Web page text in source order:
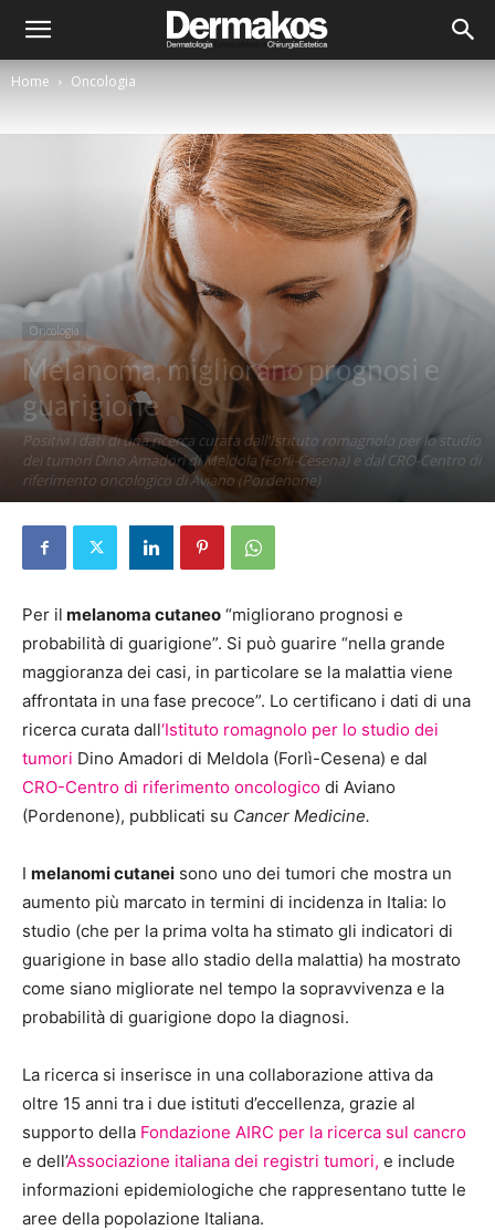
Home Oncologia
Oncologia
Melanoma, migliorano prognosi e
guarigione
Positivi i dati di una ricerca curata dall'Istituto romagnolo per lo studio
dei tumori Dino Amadori di Meldola (Forlì-Cesena) e dal CRO-Centro di
riferimento oncologico di Aviano (Pordenone)
Per il melanoma cutaneo “migliorano prognosi e
probabilità di guarigione”. Si può guarire “nella grande
maggioranza dei casi, in particolare se la malattia viene
affrontata in una fase precoce”. Lo certificano i dati di una
ricerca curata dall‘Istituto romagnolo per lo studio dei
tumori Dino Amadori di Meldola (Forlì-Cesena) e dal
CRO-Centro di riferimento oncologico di Aviano
(Pordenone), pubblicati su Cancer Medicine.
I melanomi cutanei sono uno dei tumori che mostra un
aumento più marcato in termini di incidenza in Italia: lo
studio (che per la prima volta ha stimato gli indicatori di
guarigione in base allo stadio della malattia) ha mostrato
come siano migliorate nel tempo la sopravvivenza e la
probabilità di guarigione dopo la diagnosi.
La ricerca si inserisce in una collaborazione attiva da
oltre 15 anni tra i due istituti d’eccellenza, grazie al
supporto della Fondazione AIRC per la ricerca sul cancro
e dell’Associazione italiana dei registri tumori, e include
informazioni epidemiologiche che rappresentano tutte le
aree della popolazione Italiana.